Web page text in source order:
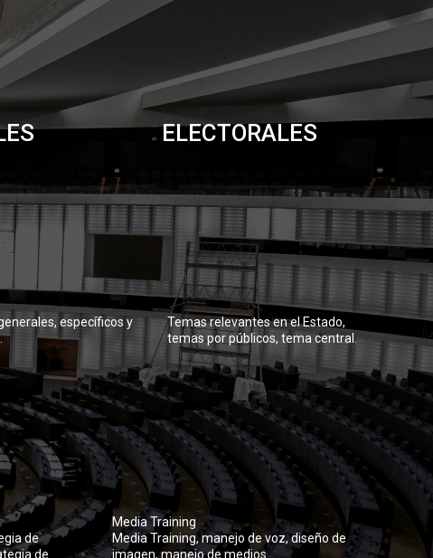
ELECTORALES
específicos y
Temas relevantes en el Estado,
temas por públicos, tema central.
de
de
Media Training
Media Training, manejo de voz, diseño de
imagen, manejo de medios.